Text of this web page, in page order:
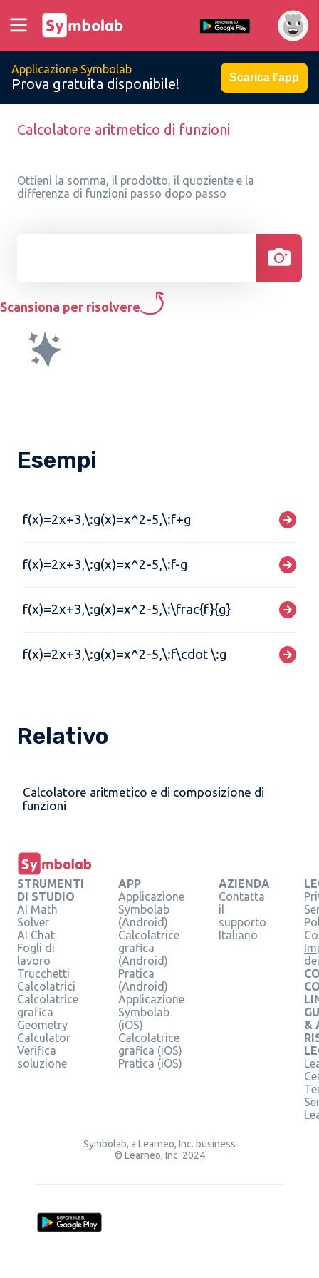
Applicazione Symbolab
Prova gratuita disponibile! Scarica l'app
Calcolatore aritmetico di funzioni
Ottieni la somma, il prodotto, il quoziente e la
differenza di funzioni passo dopo passo
Scansiona per risolvere
Esempi
f(x)=2x+3,\:g(x)=x^2-5,\:f+g
f(x)=2x+3,\:g(x)=x^2-5,\:f-g
f(x)=2x+3,\:g(x)=x^2-5,\:\frac{f}{g}
f(x)=2x+3,\:g(x)=x^2-5,\:f\cdot \:g
Relativo
Calcolatore aritmetico e di composizione di
funzioni
STRUMENTI
DI STUDIO
AI Math
Solver
AI Chat
Fogli di
lavoro
Trucchetti
Calcolatrici
Calcolatrice
grafica
Geometry
Calculator
Verifica
soluzione
APP
Applicazione
Symbolab
(Android)
Calcolatrice
grafica
(Android)
Pratica
(Android)
Applicazione
Symbolab
(iOS)
Calcolatrice
grafica (iOS)
Pratica (iOS)
AZIENDA
Contatta
il
supporto
Italiano
&
Symbolab, a Learneo, Inc. business
© Learneo, Inc. 2024